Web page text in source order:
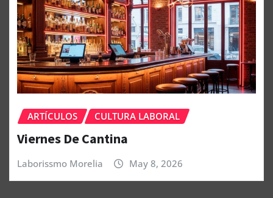
ARTÍCULOS CULTURA LABORAL
Viernes De Cantina
Laborissmo Morelia May 8, 2026